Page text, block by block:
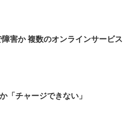
害か 複数のオンラインサービス
「チャージできない」